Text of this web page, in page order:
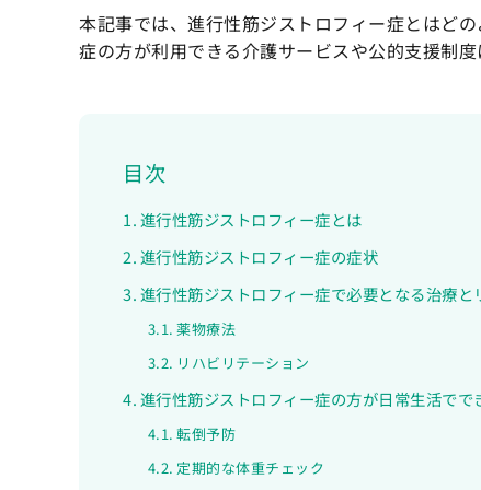
本記事では、進行性筋ジストロフィー症とはど
症の方が利用できる介護サービスや公的支援制度
目次
進行性筋ジストロフィー症とは
進行性筋ジストロフィー症の症状
進行性筋ジストロフィー症で必要となる治療と
薬物療法
リハビリテーション
進行性筋ジストロフィー症の方が日常生活でで
転倒予防
定期的な体重チェック